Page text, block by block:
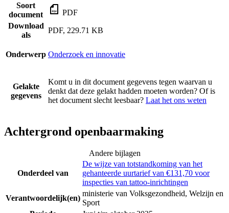
Soort
document
PDF
Download
als
PDF, 229.71 KB
Onderwerp Onderzoek en innovatie
Gelakte
gegevens
Komt u in dit document gegevens tegen waarvan u
denkt dat deze gelakt hadden moeten worden? Of is
het document slecht leesbaar? Laat het ons weten
Achtergrond openbaarmaking
Andere bijlagen
Onderdeel van
De wijze van totstandkoming van het
gehanteerde uurtarief van €131,70 voor
inspecties van tattoo-inrichtingen
Verantwoordelijk(en)
ministerie van Volksgezondheid, Welzijn en
Sport